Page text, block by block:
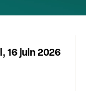
16 juin 2026